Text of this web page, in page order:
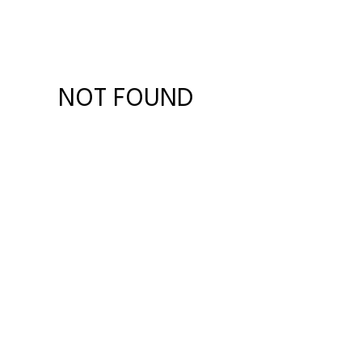
NOT FOUND